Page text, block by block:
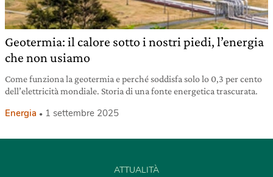
Geotermia: il calore sotto i nostri piedi, l’energia
che non usiamo
Come funziona la geotermia e perché soddisfa solo lo 0,3 per cento
dell’elettricità mondiale. Storia di una fonte energetica trascurata.
Energia 1 settembre 2025
ATTUALITÀ